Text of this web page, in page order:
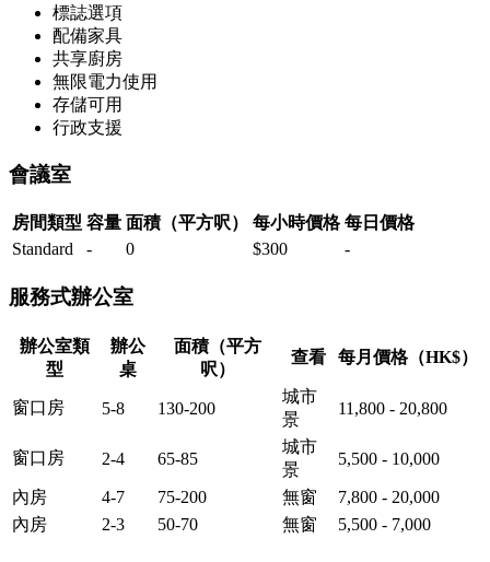
標誌選項
配備家具
共享廚房
無限電力使用
存儲可用
行政支援
會議室
房間類型 容量 面積（平方呎） 每小時價格 每日價格
Standard
- 0 $300 -
服務式辦公室
辦公室類
型
辦公
桌
面積（平方
呎）
查看 每月價格（HK$）
窗口房 5-8 130-200
城市
景
11,800 - 20,800
窗口房 2-4 65-85
城市
景
5,500 - 10,000
內房 4-7 75-200 無窗
7,800 - 20,000
內房
2-3 50-70 無窗 5,500 - 7,000